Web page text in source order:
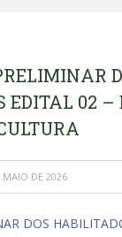
EDITAL 02 –
MAIO DE 2026
DOS